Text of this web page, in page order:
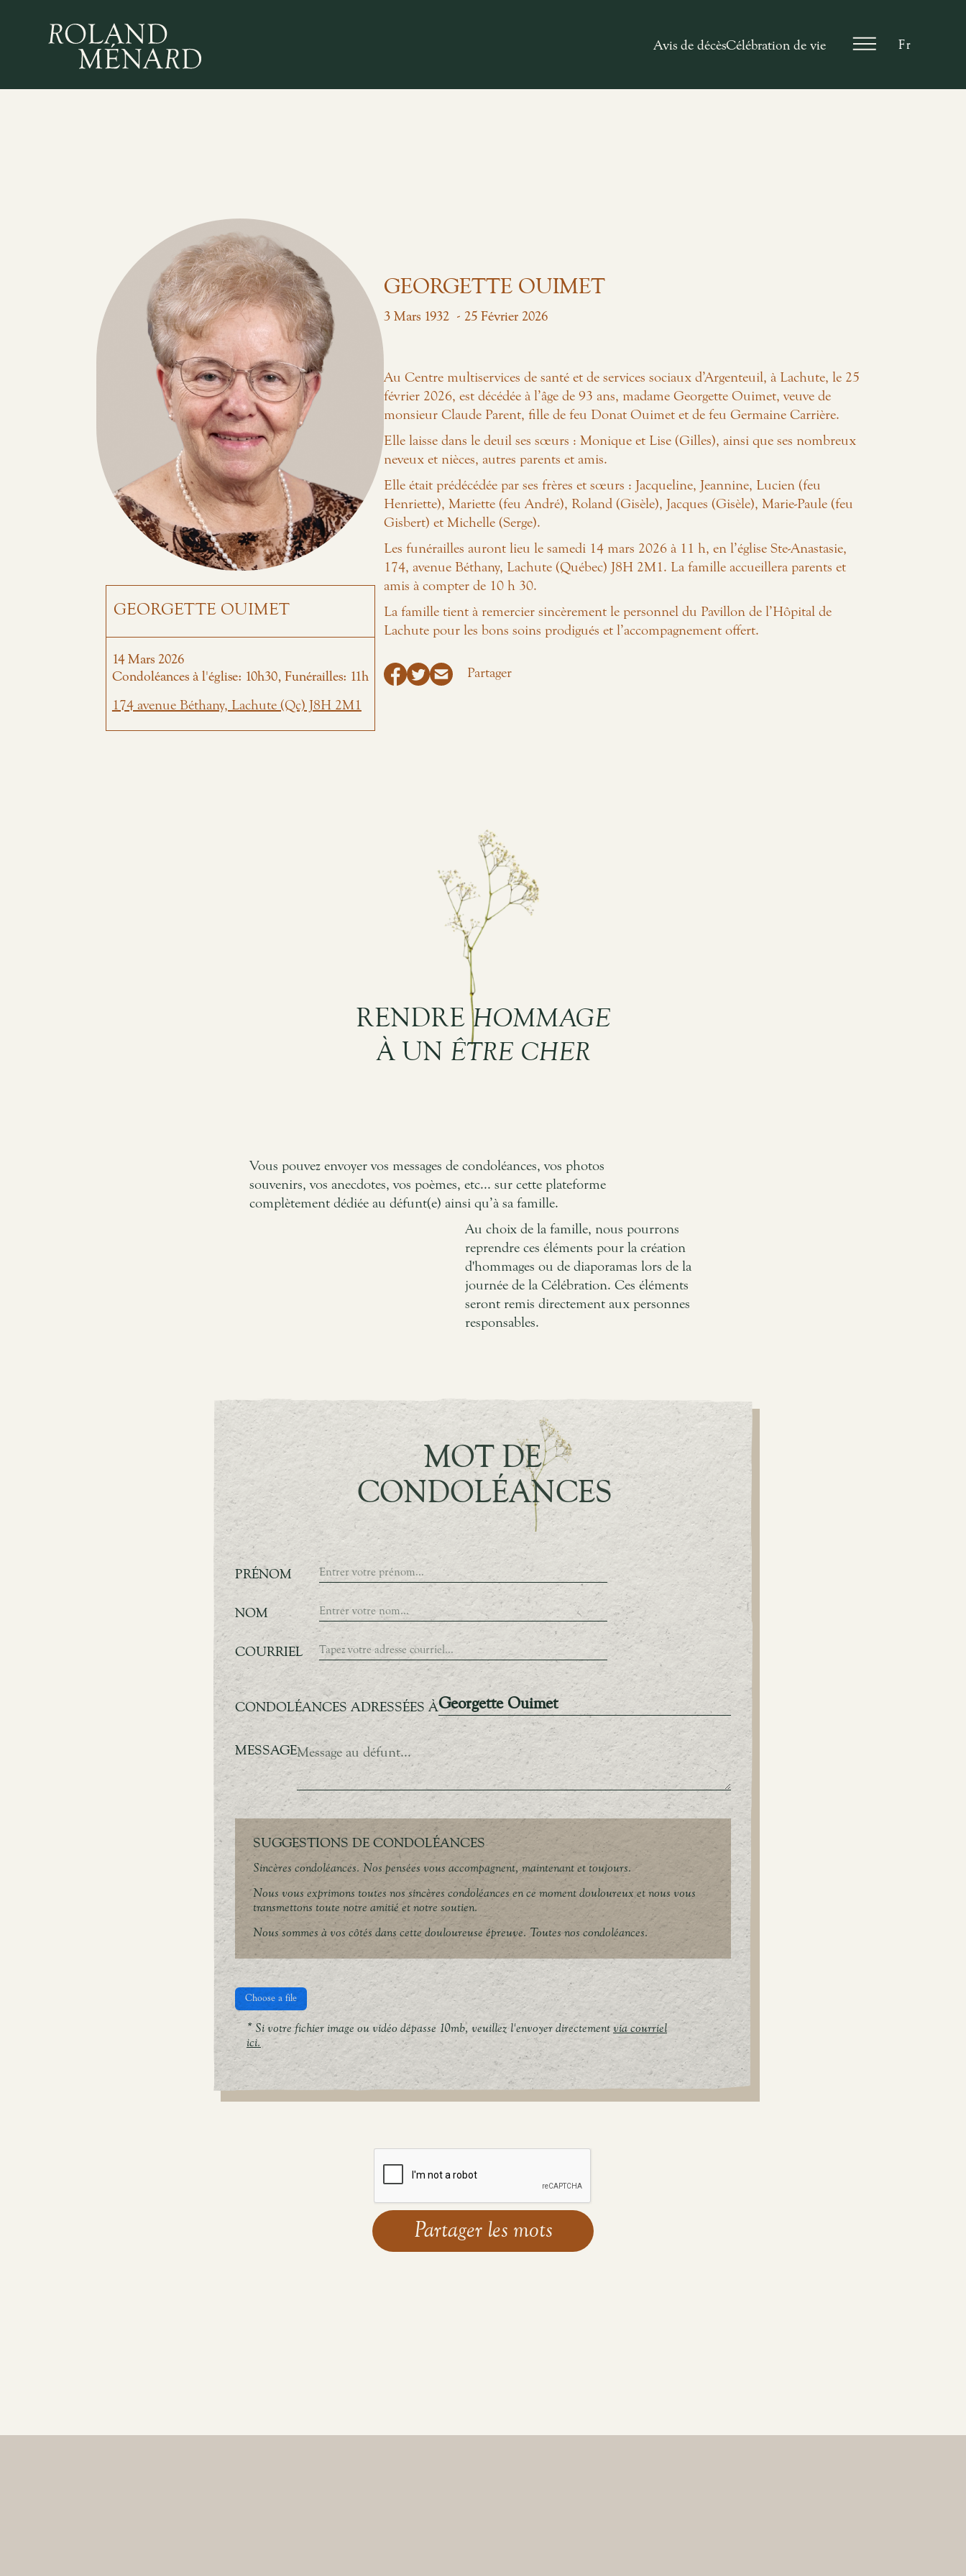
Avis de décèsCélébration de vie
Fr
GEORGETTE OUIMET
14 Mars 2026
Condoléances à l'église: 10h30, Funérailles: 11h
174 avenue Béthany, Lachute (Qc) J8H 2M1
GEORGETTE OUIMET
3 Mars 1932 - 25 Février 2026
Au Centre multiservices de santé et de services sociaux d’Argenteuil, à Lachute, le 25
février 2026, est décédée à l’âge de 93 ans, madame Georgette Ouimet, veuve de
monsieur Claude Parent, fille de feu Donat Ouimet et de feu Germaine Carrière.
Elle laisse dans le deuil ses sœurs : Monique et Lise (Gilles), ainsi que ses nombreux
neveux et nièces, autres parents et amis.
Elle était prédécédée par ses frères et sœurs : Jacqueline, Jeannine, Lucien (feu
Henriette), Mariette (feu André), Roland (Gisèle), Jacques (Gisèle), Marie-Paule (feu
Gisbert) et Michelle (Serge).
Les funérailles auront lieu le samedi 14 mars 2026 à 11 h, en l’église Ste-Anastasie,
174, avenue Béthany, Lachute (Québec) J8H 2M1. La famille accueillera parents et
amis à compter de 10 h 30.
La famille tient à remercier sincèrement le personnel du Pavillon de l’Hôpital de
Lachute pour les bons soins prodigués et l’accompagnement offert.
Partager
RENDREHOMMAGE
À UN ÊTRE CHER
Vous pouvez envoyer vos messages de condoléances, vos photos
souvenirs, vos anecdotes, vos poèmes, etc... sur cette plateforme
complètement dédiée au défunt(e) ainsi qu’à sa famille.
Au choix de la famille, nous pourrons
reprendre ces éléments pour la création
d'hommages ou de diaporamas lors de la
journée de la Célébration. Ces éléments
seront remis directement aux personnes
responsables.
MOT DE
CONDOLÉANCES
PRÉNOM
NOM
COURRIEL
CONDOLÉANCES ADRESSÉES ÀGeorgette Ouimet
MESSAGE
SUGGESTIONS DE CONDOLÉANCES
Sincères condoléances. Nos pensées vous accompagnent, maintenant et toujours.
Nous vous exprimons toutes nos sincères condoléances en ce moment douloureux et nous vous
transmettons toute notre amitié et notre soutien.
Nous sommes à vos côtés dans cette douloureuse épreuve. Toutes nos condoléances.
Choose a file
* Si votre fichier image ou vidéo dépasse 10mb, veuillez l'envoyer directement via courriel
ici.